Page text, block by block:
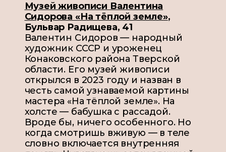
Музей живописи Валентина
Сидорова «На тёплой земле»,
Бульвар Радищева, 41
Валентин Сидоров — народный
художник СССР и уроженец
Конаковского района Тверской
области. Его музей живописи
открылся в 2023 году и назван в
честь самой узнаваемой картины
мастера «На тёплой земле». На
холсте — бабушка с рассадой.
Вроде бы, ничего особенного. Но
когда смотришь вживую — в теле
словно включается внутренняя